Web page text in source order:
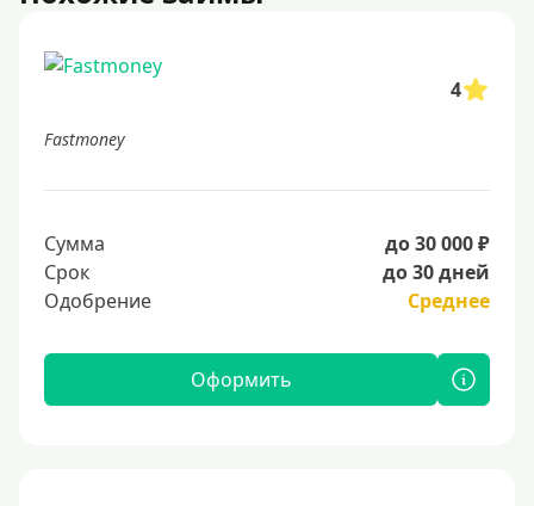
4
Fastmoney
Сумма
до 30 000 ₽
Срок
до 30 дней
Одобрение
Среднее
Оформить